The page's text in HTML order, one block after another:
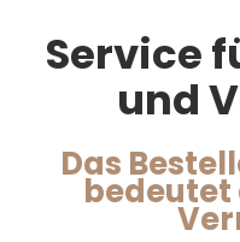
Immobilien
Immobilie
Leistungen
Service
und
Das
bedeutet